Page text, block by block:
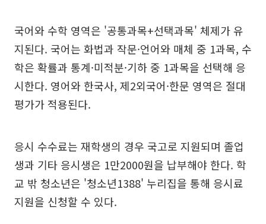
국어와 수학 영역은 '공통과목+선택과목' 체제가 유
지된다. 국어는 화법과 작문·언어와 매체 중 1과목, 수
학은 확률과 통계·미적분·기하 중 1과목을 선택해 응
시한다. 영어와 한국사, 제2외국어·한문 영역은 절대
평가가 적용된다.
응시 수수료는 재학생의 경우 국고로 지원되며 졸업
생과 기타 응시생은 1만2000원을 납부해야 한다. 학
교 밖 청소년은 '청소년1388' 누리집을 통해 응시료
지원을 신청할 수 있다.